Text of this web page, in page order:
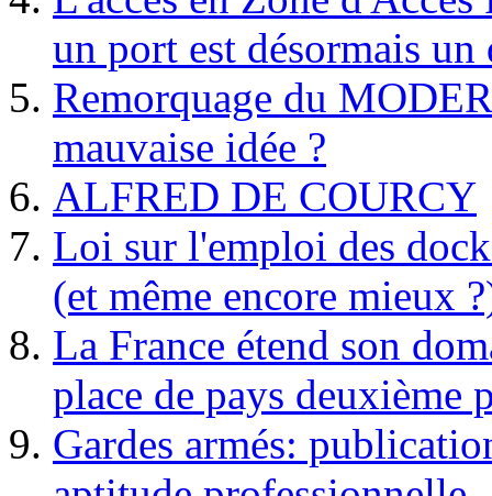
un port est désormais un
Remorquage du
mauvaise idée ?
ALFRED DE COURCY
Loi sur l'emploi des
(et même encore mieux
La France étend son
place de pays deuxième
Gardes armés: